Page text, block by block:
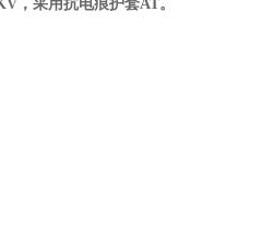
，采用抗电痕护套AT。